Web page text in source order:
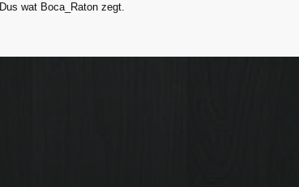
Dus wat Boca_Raton zegt.